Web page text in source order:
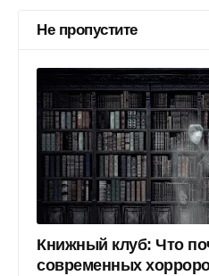
Не пропустите
Книжный клуб: Что
современных